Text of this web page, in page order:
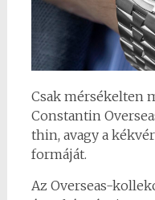
Csak mérsékelten
Constantin
thin, avagy a
formáját.
Az Overseas-